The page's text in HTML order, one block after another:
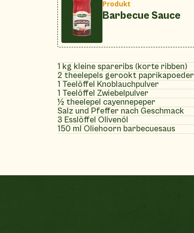
Produkt
Barbecue Sauce
1 kg kleine spareribs (korte ribben)
2 theelepels gerookt paprikapoeder
1 Teelöffel Knoblauchpulver
1 Teelöffel Zwiebelpulver
½ theelepel cayennepeper
Salz und Pfeffer nach Geschmack
3 Esslöffel Olivenöl
150 ml Oliehoorn barbecuesaus